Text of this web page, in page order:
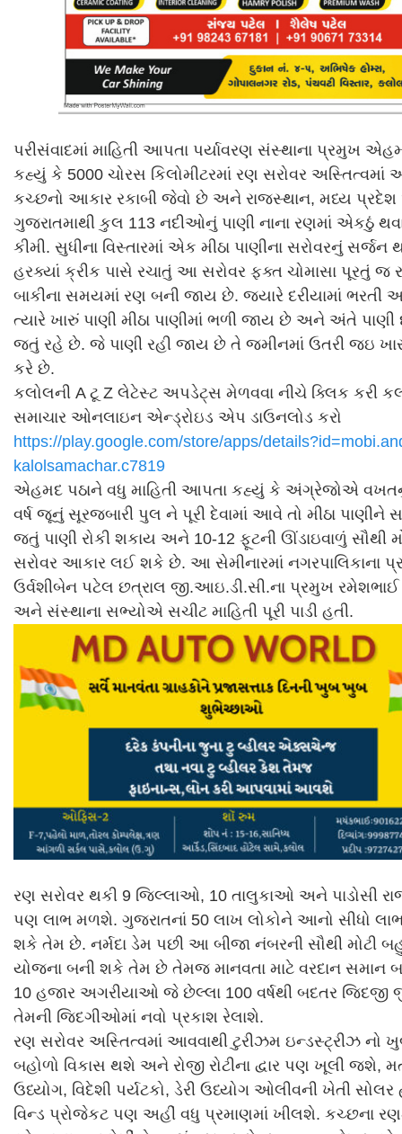
પરીસંવાદમાં માહિતી આપતા પર્યાવરણ સંસ્થાના પ્રમુખ
કહ્યું કે 5000 ચોરસ કિલોમીટરમાં રણ સરોવર
કચ્છનો આકાર રકાબી જેવો છે અને રાજસ્થાન, મધ્ય
ગુજરાતમાથી કુલ 113 નદીઓનું પાણી નાના રણમાં એકઠું
કીમી. સુધીના વિસ્તારમાં એક મીઠા પાણીના સરોવરનું સર્જન
હરક્યાં ક્રીક પાસે રચાતું આ સરોવર ફક્ત ચોમાસા પૂરતું જ
બાકીના સમયમાં રણ બની જાય છે. જ્યારે દરીયામાં ભરતી
ત્યારે ખારું પાણી મીઠા પાણીમાં ભળી જાય છે અને અંતે પાણી
જતું રહે છે. જે પાણી રહી જાય છે તે જમીનમાં ઉતરી જઇ
કરે છે.
કલોલની A ટૂ Z લેટેસ્ટ અપડેટ્સ મેળવવા નીચે ક્લિક કરી
સમાચાર ઓનલાઇન એન્ડ્રોઇડ એપ ડાઉનલોડ કરો
https://play.google.com/store/apps/
kalolsamachar.c7819
એહમદ પઠાને વધુ માહિતી આપતા કહ્યું કે અંગ્રેજોએ
વર્ષ જૂનું સૂરજબારી પુલ ને પૂરી દેવામાં આવે તો મીઠા પાણીને
જતું પાણી રોકી શકાય અને 10-12 ફૂટની ઊંડાઇવાળું સૌથી
સરોવર આકાર લઈ શકે છે. આ સેમીનારમાં નગરપાલિકાના
ઉર્વશીબેન પટેલ છત્રાલ જી.આઇ.ડી.સી.ના પ્રમુખ
અને સંસ્થાના સભ્યોએ સચીટ માહિતી પૂરી પાડી હતી.
રણ સરોવર થકી 9 જિલ્લાઓ, 10 તાલુકાઓ અને પાડોસી
પણ લાભ મળશે. ગુજરાતનાં 50 લાખ લોકોને આનો સીધો
શકે તેમ છે. નર્મદા ડેમ પછી આ બીજા નંબરની સૌથી મોટી
યોજના બની શકે તેમ છે તેમજ માનવતા માટે વરદાન સમાન
10 હજાર અગરીયાઓ જે છેલ્લા 100 વર્ષથી બદતર જિદજી
તેમની જિદગીઓમાં નવો પ્રકાશ રેલાશે.
રણ સરોવર અસ્તિત્વમાં આવવાથી ટુરીઝમ ઇન્ડસ્ટ્રીઝ નો
બહોળો વિકાસ થશે અને રોજી રોટીના દ્વાર પણ ખૂલી જશે,
ઉધ્યોગ, વિદેશી પર્યટકો, ડેરી ઉધ્યોગ ઓલીવની ખેતી
વિન્ડ પ્રોજેકટ પણ અહીં વધુ પ્રમાણમાં ખીલશે. કચ્છના